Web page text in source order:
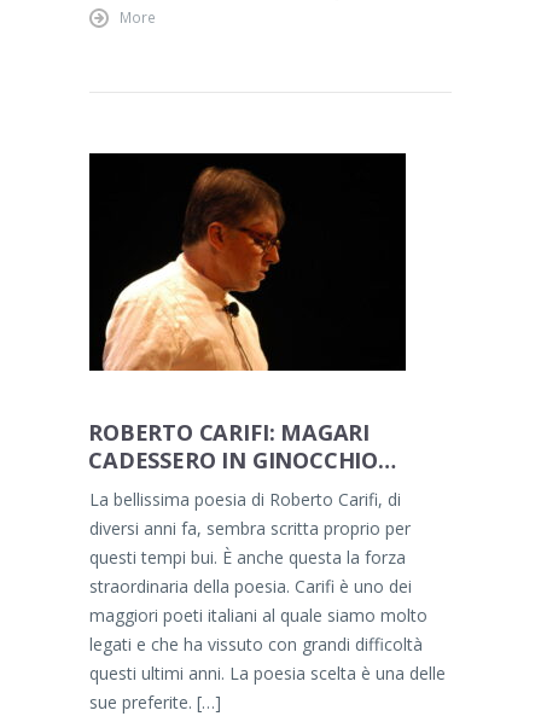
More
ROBERTO CARIFI: MAGARI
CADESSERO IN GINOCCHIO…
La bellissima poesia di Roberto Carifi, di
diversi anni fa, sembra scritta proprio per
questi tempi bui. È anche questa la forza
straordinaria della poesia. Carifi è uno dei
maggiori poeti italiani al quale siamo molto
legati e che ha vissuto con grandi difficoltà
questi ultimi anni. La poesia scelta è una delle
sue preferite. […]